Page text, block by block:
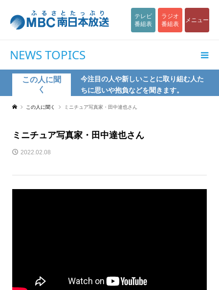
テレビ
番組表
ラジオ
番組表
メニュー
NEWS TOPICS
この人に聞
く
今注目の人や新しいことに取り組む人た
ちに思いや抱負などを聞きます。
この人に聞く ミニチュア写真家・田中達也さん
ミニチュア写真家・田中達也さん
2022.02.08